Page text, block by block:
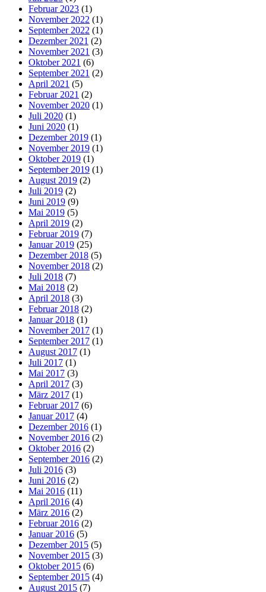
Februar 2023 (1)
November 2022 (1)
September 2022 (1)
Dezember 2021 (2)
November 2021 (3)
Oktober 2021 (6)
September 2021 (2)
April 2021 (5)
Februar 2021 (2)
November 2020 (1)
Juli 2020 (1)
Juni 2020 (1)
Dezember 2019 (1)
November 2019 (1)
Oktober 2019 (1)
September 2019 (1)
August 2019 (2)
Juli 2019 (2)
Juni 2019 (9)
Mai 2019 (5)
April 2019 (2)
Februar 2019 (7)
Januar 2019 (25)
Dezember 2018 (5)
November 2018 (2)
Juli 2018 (7)
Mai 2018 (2)
April 2018 (3)
Februar 2018 (2)
Januar 2018 (1)
November 2017 (1)
September 2017 (1)
August 2017 (1)
Juli 2017 (1)
Mai 2017 (3)
April 2017 (3)
März 2017 (1)
Februar 2017 (6)
Januar 2017 (4)
Dezember 2016 (1)
November 2016 (2)
Oktober 2016 (2)
September 2016 (2)
Juli 2016 (3)
Juni 2016 (2)
Mai 2016 (11)
April 2016 (4)
März 2016 (2)
Februar 2016 (2)
Januar 2016 (5)
Dezember 2015 (5)
November 2015 (3)
Oktober 2015 (6)
September 2015 (4)
August 2015 (7)